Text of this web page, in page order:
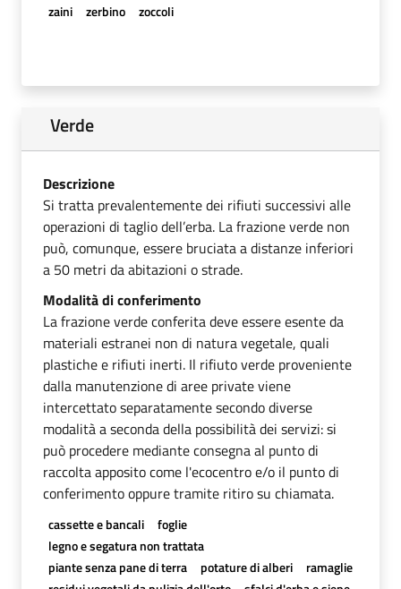
zaini
zerbino zoccoli
Verde
Descrizione
Si tratta prevalentemente dei rifiuti successivi alle
operazioni di taglio dell’erba. La frazione verde non
può, comunque, essere bruciata a distanze inferiori
a 50 metri da abitazioni o strade.
Modalità di conferimento
La frazione verde conferita deve essere esente da
materiali estranei non di natura vegetale, quali
plastiche e rifiuti inerti. Il rifiuto verde proveniente
dalla manutenzione di aree private viene
intercettato separatamente secondo diverse
modalità a seconda della possibilità dei servizi: si
può procedere mediante consegna al punto di
raccolta apposito come l'ecocentro e/o il punto di
conferimento oppure tramite ritiro su chiamata.
cassette e bancali
foglie
legno e segatura non trattata
piante senza pane di terra
potature di alberi
ramaglie